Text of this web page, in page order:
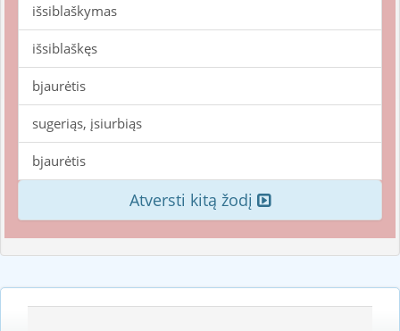
išsiblaškymas
išsiblaškęs
bjaurėtis
sugeriąs, įsiurbiąs
bjaurėtis
Atversti kitą žodį